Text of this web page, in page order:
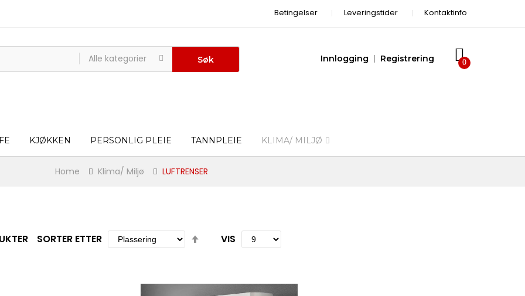
Betingelser Leveringstider Kontaktinfo
Alle kategorier Søk Innlogging Registrering
KJØKKEN PERSONLIG PLEIE TANNPLEIE KLIMA/ MILJØ
Home Klima/ Miljø LUFTRENSER
SORTER ETTER
Descending
VIS